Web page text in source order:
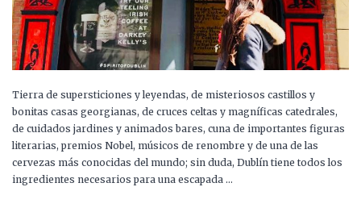
Tierra de supersticiones y leyendas, de misteriosos castillos y
bonitas casas georgianas, de cruces celtas y magníficas catedrales,
de cuidados jardines y animados bares, cuna de importantes figuras
literarias, premios Nobel, músicos de renombre y de una de las
cervezas más conocidas del mundo; sin duda, Dublín tiene todos los
ingredientes necesarios para una escapada …